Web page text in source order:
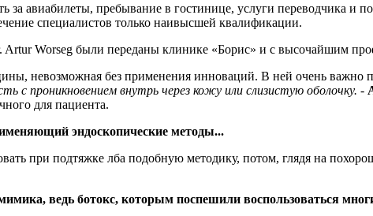
за авиабилеты, пребывание в гостинице, услуги переводчика
специалистов только наивысшей квалификации.
Worseg были переданы клинике «Борис» и с высочайшим
невозможная без применения инноваций. В ней очень важно
с проникновением внутрь через кожу или слизистую оболочку. -
для пациента.
эндоскопические методы...
при подтяжке лба подобную методику, потом, глядя на
ведь ботокс, которым поспешили воспользоваться